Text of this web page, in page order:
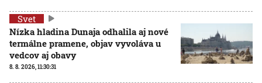
Svet
Nízka hladina Dunaja odhalila aj nové
termálne pramene, objav vyvoláva u
vedcov aj obavy
8. 8. 2026, 11:30:31